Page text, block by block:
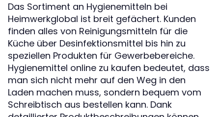
Das Sortiment an Hygienemitteln bei
Heimwerkglobal ist breit gefächert. Kunden
finden alles von Reinigungsmitteln für die
Küche über Desinfektionsmittel bis hin zu
speziellen Produkten für Gewerbebereiche.
Hygienemittel online zu kaufen bedeutet, dass
man sich nicht mehr auf den Weg in den
Laden machen muss, sondern bequem vom
Schreibtisch aus bestellen kann. Dank